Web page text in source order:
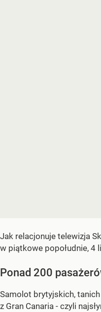
Jak relacjonuje telewizja
w piątkowe popołudnie, 4
Ponad 200
Samolot brytyjskich,
z Gran Canaria - czyli